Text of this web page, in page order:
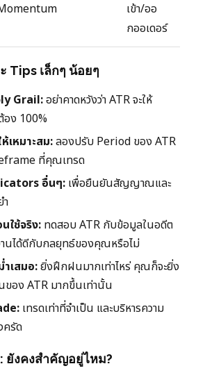
เข้า/ออ
กออเดอร์
Tips เล็กๆ น้อยๆ
Grail:อย่าคาดหวังว่า ATR จะให้
ง 100%
เหมาะสม:ลองปรับ Period ของ ATR
ที่คุณเทรด
อื่นๆ: เพื่อยืนยันสัญญาณและ
ใช้จริง: ทดสอบ ATR กับข้อมูลในอดีต
านได้ดีกับกลยุทธ์ของคุณหรือไม่
เสมอ:ยิ่งฝึกฝนมากเท่าไหร่ คุณก็จะยิ่ง
นของ ATR มากขึ้นเท่านั้น
เทรดเท่าที่จำเป็น และบริหารความ
ครัด
ยังคงสำคัญอยู่ไหม?